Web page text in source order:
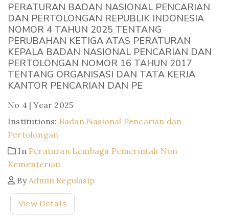
PERATURAN BADAN NASIONAL PENCARIAN
DAN PERTOLONGAN REPUBLIK INDONESIA
NOMOR 4 TAHUN 2025 TENTANG
PERUBAHAN KETIGA ATAS PERATURAN
KEPALA BADAN NASIONAL PENCARIAN DAN
PERTOLONGAN NOMOR 16 TAHUN 2017
TENTANG ORGANISASI DAN TATA KERJA
KANTOR PENCARIAN DAN PE
No 4 | Year 2025
Institutions: Badan Nasional Pencarian dan
Pertolongan
In Peraturan Lembaga Pemerintah Non
Kementerian
By Admin Regulasip
View Details